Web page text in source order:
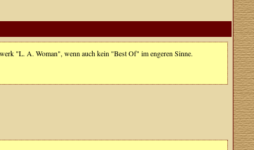
"L. A. Woman", wenn auch kein "Best Of" im engeren Sinne.